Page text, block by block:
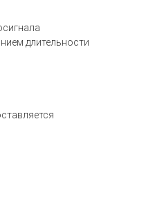
длительности